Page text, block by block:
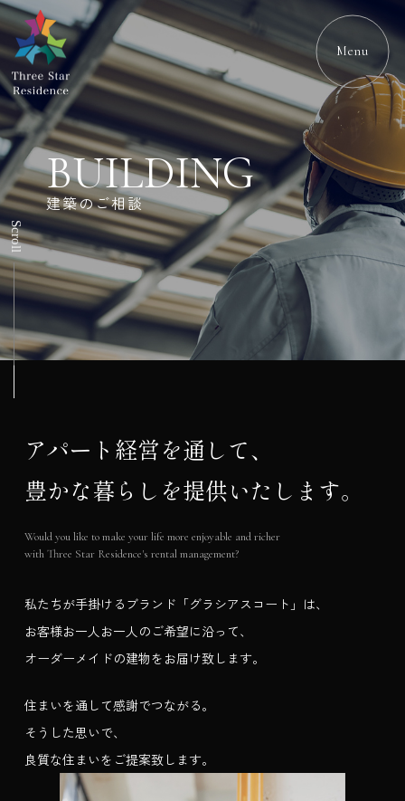
Menu
BUILDING
建築のご相談
Scroll
アパート経営を通して、
豊かな暮らしを提供いたします。
Would you like to make your life more enjoyable and richer
with Three Star Residence's rental management?
私たちが手掛けるブランド「グラシアスコート」は、
お客様お一人お一人のご希望に沿って、
オーダーメイドの建物をお届け致します。
住まいを通して感謝でつながる。
そうした思いで、
良質な住まいをご提案致します。